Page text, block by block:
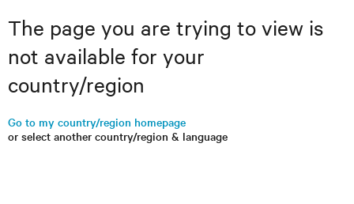
The page you are trying to view is
not available for your
country/region
Go to my country/region homepage
or select another country/region & language